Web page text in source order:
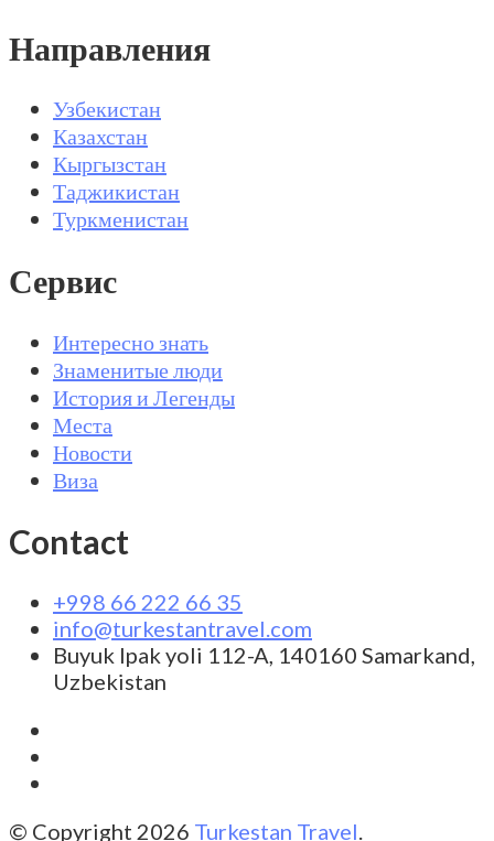
Направления
Узбекистан
Казахстан
Кыргызстан
Таджикистан
Туркменистан
Сервис
Интересно знать
Знаменитые люди
История и Легенды
Места
Новости
Виза
Contact
+998 66 222 66 35
info@turkestantravel.com
Buyuk Ipak yoli 112-A, 140160 Samarkand,
Uzbekistan
© Copyright 2026 Turkestan Travel.